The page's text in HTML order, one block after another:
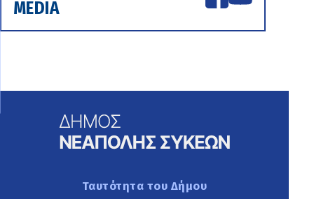
MEDIA
Ταυτότητα του Δήμου